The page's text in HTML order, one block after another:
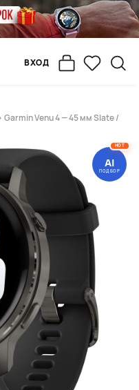
ВХОД
Garmin Venu 4 — 45 мм Slate /
HOT
AI
ПОДБОР